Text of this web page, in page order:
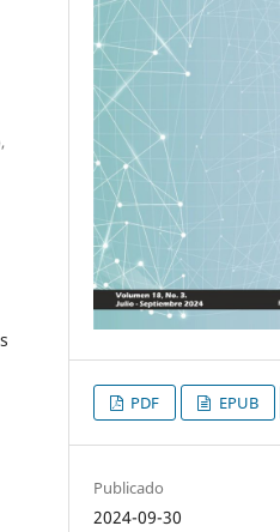
PDF EPUB
Publicado
2024-09-30